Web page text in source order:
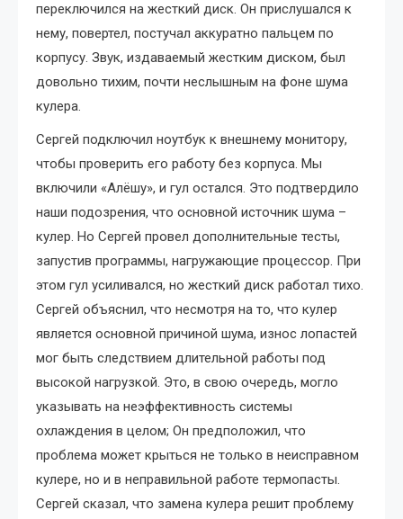
переключился на жесткий диск. Он прислушался к
нему, повертел, постучал аккуратно пальцем по
корпусу. Звук, издаваемый жестким диском, был
довольно тихим, почти неслышным на фоне шума
кулера.
Сергей подключил ноутбук к внешнему монитору,
чтобы проверить его работу без корпуса. Мы
включили «Алёшу», и гул остался. Это подтвердило
наши подозрения, что основной источник шума –
кулер. Но Сергей провел дополнительные тесты,
запустив программы, нагружающие процессор. При
этом гул усиливался, но жесткий диск работал тихо.
Сергей объяснил, что несмотря на то, что кулер
является основной причиной шума, износ лопастей
мог быть следствием длительной работы под
высокой нагрузкой. Это, в свою очередь, могло
указывать на неэффективность системы
охлаждения в целом; Он предположил, что
проблема может крыться не только в неисправном
кулере, но и в неправильной работе термопасты.
Сергей сказал, что замена кулера решит проблему